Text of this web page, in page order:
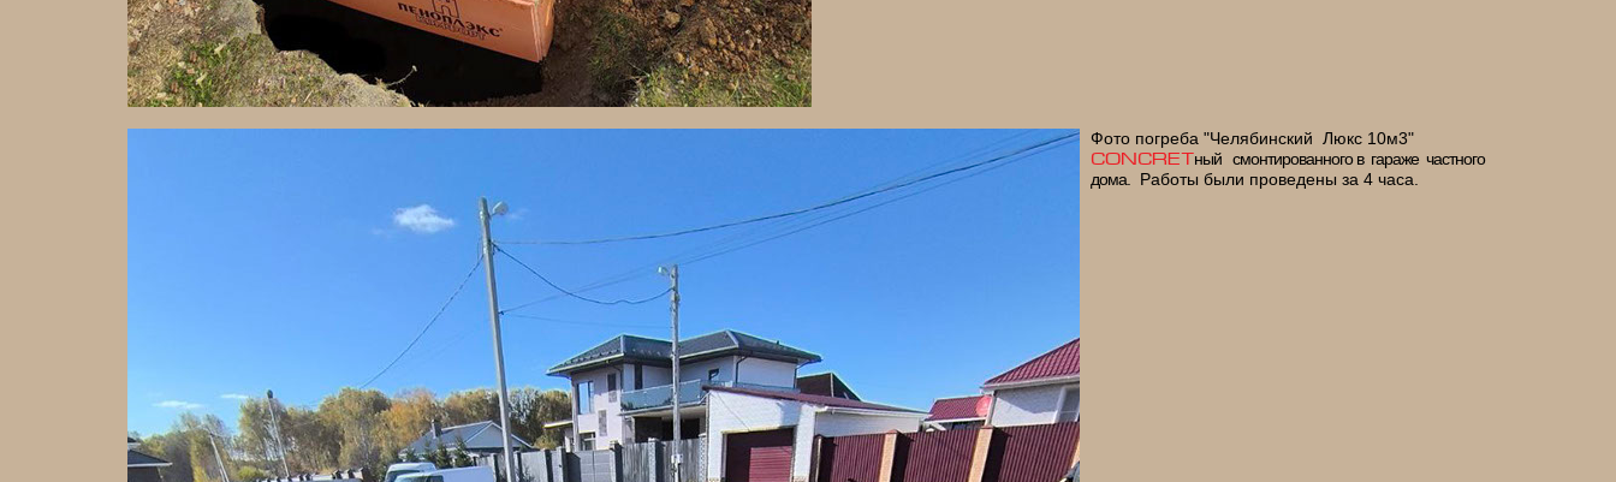
Фото погреба "Челябинский Люкс 10м3"
CONCRETный смонтированного в гараже частного
дома.
Работы были проведены за 4 часа.